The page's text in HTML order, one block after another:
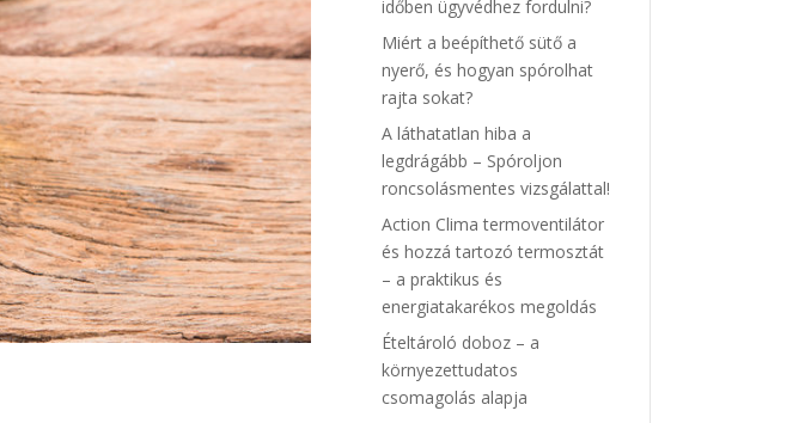
időben ügyvédhez fordulni?
Miért a beépíthető sütő a
nyerő, és hogyan spórolhat
rajta sokat?
A láthatatlan hiba a
legdrágább – Spóroljon
roncsolásmentes vizsgálattal!
Action Clima termoventilátor
és hozzá tartozó termosztát
– a praktikus és
energiatakarékos megoldás
Ételtároló doboz – a
környezettudatos
csomagolás alapja